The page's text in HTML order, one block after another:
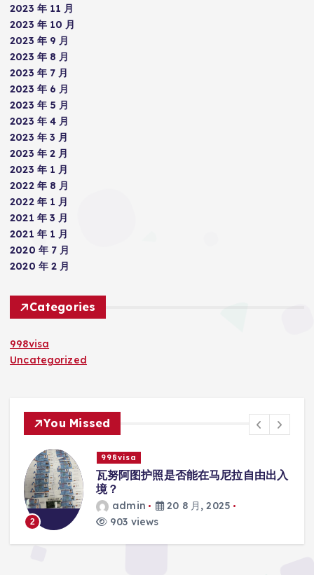
2023 年 11 月
2023 年 10 月
2023 年 9 月
2023 年 8 月
2023 年 7 月
2023 年 6 月
2023 年 5 月
2023 年 4 月
2023 年 3 月
2023 年 2 月
2023 年 1 月
2022 年 8 月
2022 年 1 月
2021 年 3 月
2021 年 1 月
2020 年 7 月
2020 年 2 月
Categories
998visa
Uncategorized
You Missed
998visa
瓦努阿图护照是否能在马尼拉使用国际
学校的注册？
admin
20 8 月, 2025
818 views